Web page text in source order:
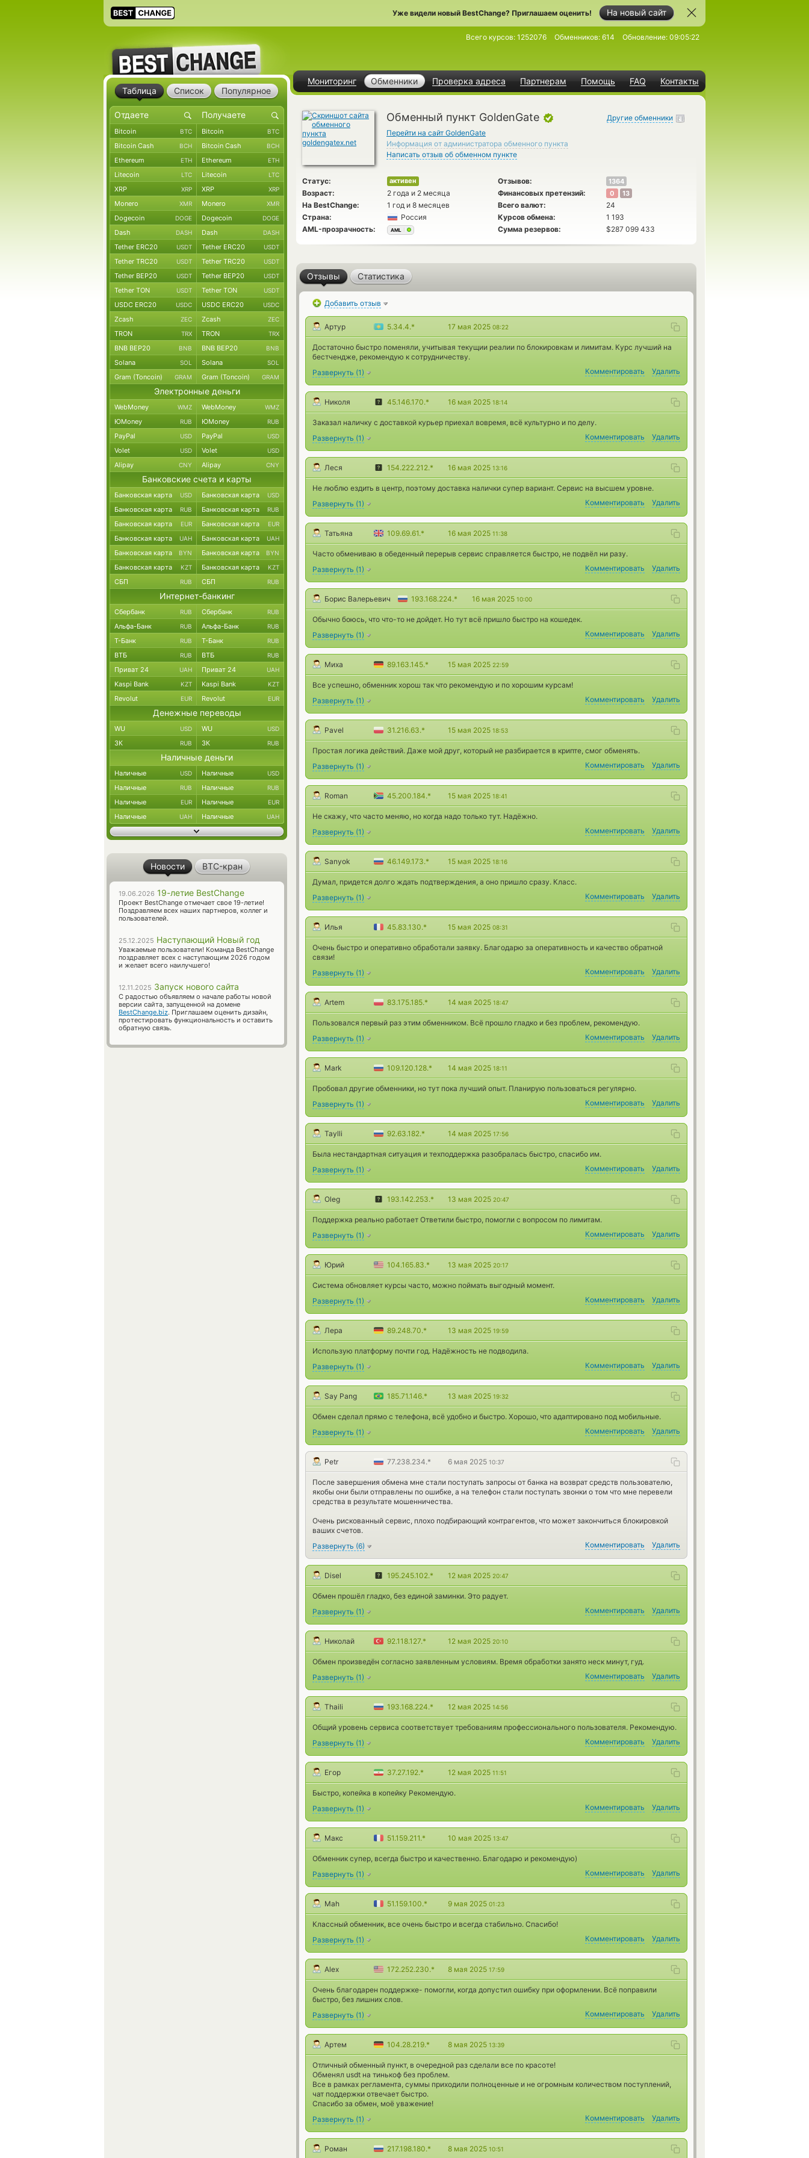
На новый сайт
Уже видели новый BestChange? Приглашаем оценить!
Мониторинг Обменники Проверка адреса Партнерам Помощь FAQ Контакты
Всего курсов: 1252076 Обменников: 614 Обновление: 09:05:22
Обменный пункт GoldenGate
Перейти на сайт GoldenGate
Информация от администратора обменного пункта
Написать отзыв об обменном пункте
Другие обменники
Статус: активен Отзывов: 1364
Возраст: 2 года и 2 месяца Финансовых претензий: 0 13
На BestChange: 1 год и 8 месяцев Всего валют:
24
Страна:
Россия Курсов обмена:
1 193
AML-прозрачность:
AML Сумма резервов: $287 099 433
Отзывы Статистика
Добавить отзыв
Артур 5.34.4.* 17 мая 2025 08:22
Достаточно быстро поменяли, учитывая текущии реалии по блокировкам и лимитам. Курс лучший на
бестчендже, рекомендую к сотрудничеству.
Развернуть (1) Комментировать Удалить
Николя 45.146.170.* 16 мая 2025 18:14
Заказал наличку с доставкой курьер приехал вовремя, всё культурно и по делу.
Развернуть (1) Комментировать Удалить
Леся 154.222.212.* 16 мая 2025 13:16
Не люблю ездить в центр, поэтому доставка налички супер вариант. Сервис на высшем уровне.
Развернуть (1) Комментировать Удалить
Татьяна 109.69.61.* 16 мая 2025 11:38
Часто обмениваю в обеденный перерыв сервис справляется быстро, не подвёл ни разу.
Развернуть (1) Комментировать Удалить
Борис Валерьевич 193.168.224.* 16 мая 2025 10:00
Обычно боюсь, что что-то не дойдет. Но тут всё пришло быстро на кошедек.
Развернуть (1) Комментировать Удалить
Миха 89.163.145.* 15 мая 2025 22:59
Все успешно, обменник хорош так что рекомендую и по хорошим курсам!
Развернуть (1) Комментировать Удалить
Pavel 31.216.63.* 15 мая 2025 18:53
Простая логика действий. Даже мой друг, который не разбирается в крипте, смог обменять.
Развернуть (1) Комментировать Удалить
Roman 45.200.184.* 15 мая 2025 18:41
Не скажу, что часто меняю, но когда надо только тут. Надёжно.
Развернуть (1) Комментировать Удалить
Sanyok 46.149.173.* 15 мая 2025 18:16
Думал, придется долго ждать подтверждения, а оно пришло сразу. Класс.
Развернуть (1) Комментировать Удалить
Илья 45.83.130.* 15 мая 2025 08:31
Очень быстро и оперативно обработали заявку. Благодарю за оперативность и качество обратной
связи!
Развернуть (1) Комментировать Удалить
Artem 83.175.185.* 14 мая 2025 18:47
Пользовался первый раз этим обменником. Всё прошло гладко и без проблем, рекомендую.
Развернуть (1) Комментировать Удалить
Mark 109.120.128.* 14 мая 2025 18:11
Пробовал другие обменники, но тут пока лучший опыт. Планирую пользоваться регулярно.
Развернуть (1) Комментировать Удалить
Taylli 92.63.182.* 14 мая 2025 17:56
Была нестандартная ситуация и техподдержка разобралась быстро, спасибо им.
Развернуть (1) Комментировать Удалить
Oleg 193.142.253.* 13 мая 2025 20:47
Поддержка реально работает Ответили быстро, помогли с вопросом по лимитам.
Развернуть (1) Комментировать Удалить
Юрий 104.165.83.* 13 мая 2025 20:17
Система обновляет курсы часто, можно поймать выгодный момент.
Развернуть (1) Комментировать Удалить
Лера 89.248.70.* 13 мая 2025 19:59
Использую платформу почти год. Надёжность не подводила.
Развернуть (1) Комментировать Удалить
Say Pang 185.71.146.* 13 мая 2025 19:32
Обмен сделал прямо с телефона, всё удобно и быстро. Хорошо, что адаптировано под мобильные.
Развернуть (1) Комментировать Удалить
Petr 77.238.234.* 6 мая 2025 10:37
После завершения обмена мне стали поступать запросы от банка на возврат средств пользователю,
якобы они были отправлены по ошибке, а на телефон стали поступать звонки о том что мне перевели
средства в результате мошенничества.
Очень рискованный сервис, плохо подбирающий контрагентов, что может закончиться блокировкой
ваших счетов.
Развернуть (6) Комментировать Удалить
Disel 195.245.102.* 12 мая 2025 20:47
Обмен прошёл гладко, без единой заминки. Это радует.
Развернуть (1) Комментировать Удалить
Николай 92.118.127.* 12 мая 2025 20:10
Обмен произведён согласно заявленным условиям. Время обработки занято неск минут, гуд.
Развернуть (1) Комментировать Удалить
Thaili 193.168.224.* 12 мая 2025 14:56
Общий уровень сервиса соответствует требованиям профессионального пользователя. Рекомендую.
Развернуть (1) Комментировать Удалить
Егор 37.27.192.* 12 мая 2025 11:51
Быстро, копейка в копейку Рекомендую.
Развернуть (1) Комментировать Удалить
Макс 51.159.211.* 10 мая 2025 13:47
Обменник супер, всегда быстро и качественно. Благодарю и рекомендую)
Развернуть (1) Комментировать Удалить
Mah 51.159.100.* 9 мая 2025 01:23
Классный обменник, все очень быстро и всегда стабильно. Спасибо!
Развернуть (1) Комментировать Удалить
Alex 172.252.230.* 8 мая 2025 17:59
Очень благодарен поддержке- помогли, когда допустил ошибку при оформлении. Всё поправили
быстро, без лишних слов.
Развернуть (1) Комментировать Удалить
Артем 104.28.219.* 8 мая 2025 13:39
Отличный обменный пункт, в очередной раз сделали все по красоте!
Обменял usdt на тинькоф без проблем.
Все в рамках регламента, суммы приходили полноценные и не огромным количеством поступлений,
чат поддержки отвечает быстро.
Спасибо за обмен, моё уважение!
Развернуть (1) Комментировать Удалить
Роман 217.198.180.* 8 мая 2025 10:51
Таблица Список Популярное
Bitcoin BTC Bitcoin BTC
Bitcoin Cash BCH Bitcoin Cash BCH
Ethereum ETH Ethereum ETH
Litecoin LTC Litecoin LTC
XRP XRP XRP XRP
Monero XMR Monero XMR
Dogecoin DOGE Dogecoin DOGE
Dash DASH Dash DASH
Tether ERC20 USDT Tether ERC20 USDT
Tether TRC20 USDT Tether TRC20 USDT
Tether BEP20 USDT Tether BEP20 USDT
Tether TON USDT Tether TON USDT
USDC ERC20 USDC USDC ERC20 USDC
Zcash ZEC Zcash ZEC
TRON TRX TRON TRX
BNB BEP20 BNB BNB BEP20 BNB
Solana SOL Solana SOL
Gram (Toncoin) GRAM Gram (Toncoin) GRAM
Электронные деньги
WebMoney WMZ WebMoney WMZ
ЮMoney RUB ЮMoney RUB
PayPal USD PayPal USD
Volet USD Volet USD
Alipay CNY Alipay CNY
Банковские счета и карты
Банковская карта USD Банковская карта USD
Банковская карта RUB Банковская карта RUB
Банковская карта EUR Банковская карта EUR
Банковская карта UAH Банковская карта UAH
Банковская карта BYN Банковская карта BYN
Банковская карта KZT Банковская карта KZT
СБП RUB СБП RUB
Интернет-банкинг
Сбербанк RUB Сбербанк RUB
Альфа-Банк RUB Альфа-Банк RUB
Т-Банк RUB Т-Банк RUB
ВТБ RUB ВТБ RUB
Приват 24 UAH Приват 24 UAH
Kaspi Bank KZT Kaspi Bank KZT
Revolut EUR Revolut EUR
Денежные переводы
WU USD WU USD
ЗК RUB ЗК RUB
Наличные деньги
Наличные USD Наличные USD
Наличные RUB Наличные RUB
Наличные EUR Наличные EUR
Наличные UAH Наличные UAH
Новости BTC-кран
19.06.2026 19-летие BestChange
Проект BestChange отмечает свое 19-летие!
Поздравляем всех наших партнеров, коллег и
пользователей.
25.12.2025 Наступающий Новый год
Уважаемые пользователи! Команда BestChange
поздравляет всех с наступающим 2026 годом
и желает всего наилучшего!
12.11.2025 Запуск нового сайта
С радостью объявляем о начале работы новой
версии сайта, запущенной на домене
BestChange.biz. Приглашаем оценить дизайн,
протестировать функциональность и оставить
обратную связь.